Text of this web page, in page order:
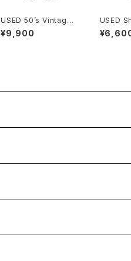
USED 50’s Vintage
Slacks
¥9,900
USED